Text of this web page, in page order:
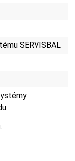
SERVISBAL